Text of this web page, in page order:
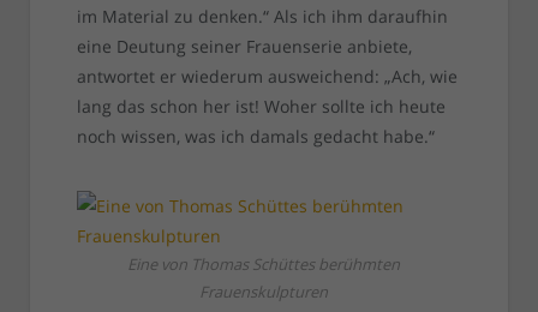
im Material zu denken.“ Als ich ihm daraufhin
eine Deutung seiner Frauenserie anbiete,
antwortet er wiederum ausweichend: „Ach, wie
lang das schon her ist! Woher sollte ich heute
noch wissen, was ich damals gedacht habe.“
Eine von Thomas Schüttes berühmten
Frauenskulpturen